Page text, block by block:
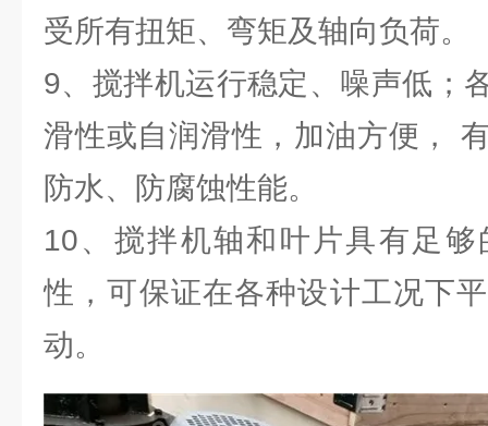
受所有扭矩、弯矩及轴向负荷。
9、搅拌机运行稳定、噪声低；
滑性或自润滑性，加油方便，
防水、防腐蚀性能。
10、搅拌机轴和叶片具有足
性，可保证在各种设计工况下
动。